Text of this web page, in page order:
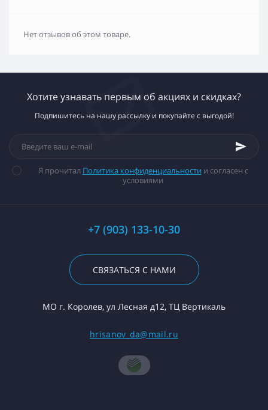
Нет отзывов об этом товаре.
Хотите узнавать первым об акциях и скидках?
Подпишитесь на нашу рассылку и покупайте с выгодой!
Я прочитал Политика конфиденциальности и согласен с
условиями
+7 (903) 133-10-30
СВЯЗАТЬСЯ С НАМИ
МО г. Королев, ул Лесная д12, ТЦ Вертикаль
hrisanov_da@mail.ru